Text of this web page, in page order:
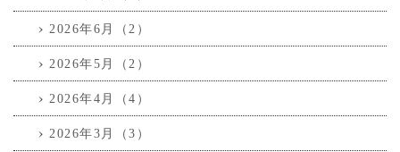
2026年6月（2）
2026年5月（2）
2026年4月（4）
2026年3月（3）